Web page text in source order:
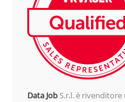
Data JobS.r.l. è